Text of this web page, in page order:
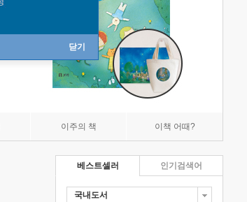
닫기
이주의 책 이책 어때?
베스트셀러
국내도서
인기검색어